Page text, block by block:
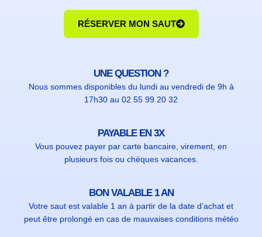
RÉSERVER MON SAUT
UNE QUESTION ?
Nous sommes disponibles du lundi au vendredi de 9h à
17h30 au 02 55 99 20 32
PAYABLE EN 3X
Vous pouvez payer par carte bancaire, virement, en
plusieurs fois ou chèques vacances.
BON VALABLE 1 AN
Votre saut est valable 1 an à partir de la date d’achat et
peut être prolongé en cas de mauvaises conditions météo